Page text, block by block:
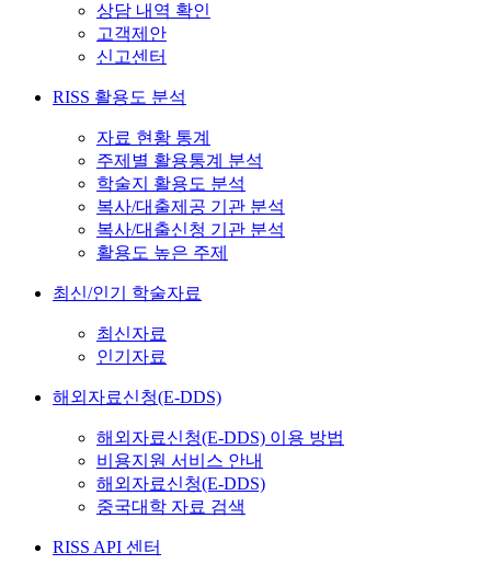
상담 내역 확인
고객제안
신고센터
RISS 활용도 분석
자료 현황 통계
주제별 활용통계 분석
학술지 활용도 분석
복사/대출제공 기관 분석
복사/대출신청 기관 분석
활용도 높은 주제
최신/인기 학술자료
최신자료
인기자료
해외자료신청(E-DDS)
해외자료신청(E-DDS) 이용 방법
비용지원 서비스 안내
해외자료신청(E-DDS)
중국대학 자료 검색
RISS API 센터